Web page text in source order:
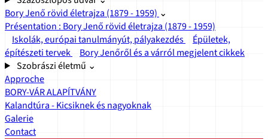
Bory Jenő rövid életrajza (1879 - 1959) ⌄
Présentation : Bory Jenő rövid életrajza (1879 - 1959)
Iskolák, európai tanulmányút, pályakezdés
Épületek,
építészeti tervek
Bory Jenőről és a várról megjelent cikkek
Szobrászi életmű ⌄
Approche
BORY-VÁR ALAPÍTVÁNY
Kalandtúra - Kicsiknek és nagyoknak
Galerie
Contact